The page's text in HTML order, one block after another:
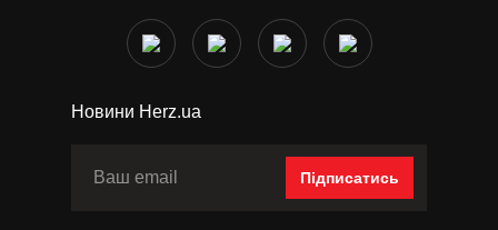
Новини Herz.ua
Підписатись